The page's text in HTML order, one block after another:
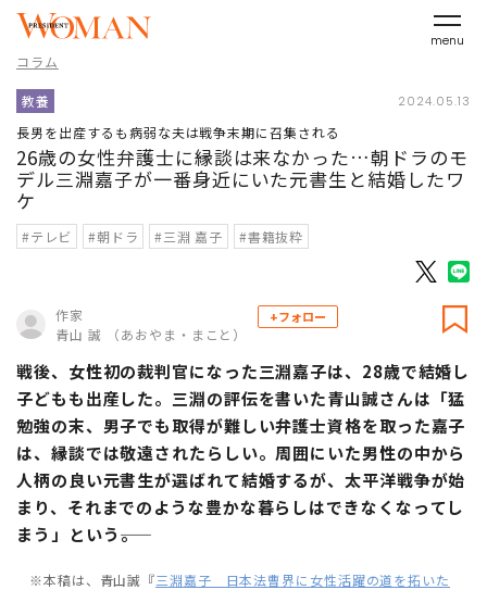
menu
コラム
教養 2024.05.13
長男を出産するも病弱な夫は戦争末期に召集される
26歳の女性弁護士に縁談は来なかった…朝ドラのモ
デル三淵嘉子が一番身近にいた元書生と結婚したワ
ケ
#テレビ #朝ドラ #三淵 嘉子 #書籍抜粋
作家
青山 誠 （あおやま・まこと）
+フォロー
戦後、女性初の裁判官になった三淵嘉子は、28歳で結婚し
子どもも出産した。三淵の評伝を書いた青山誠さんは「猛
勉強の末、男子でも取得が難しい弁護士資格を取った嘉子
は、縁談では敬遠されたらしい。周囲にいた男性の中から
人柄の良い元書生が選ばれて結婚するが、太平洋戦争が始
まり、それまでのような豊かな暮らしはできなくなってし
まう」という――。
※本稿は、青山誠『三淵嘉子 日本法曹界に女性活躍の道を拓いた